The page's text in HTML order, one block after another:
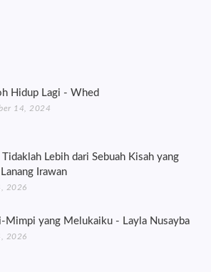
Hidup Lagi - Whed
14, 2024
Tidaklah Lebih dari Sebuah Kisah yang
Irawan
2026
Mimpi yang Melukaiku - Layla Nusayba
2026